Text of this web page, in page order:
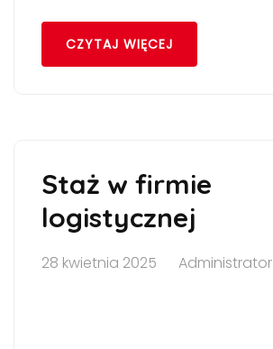
CZYTAJ WIĘCEJ
Staż w firmie
logistycznej
28 kwietnia 2025 Administrator